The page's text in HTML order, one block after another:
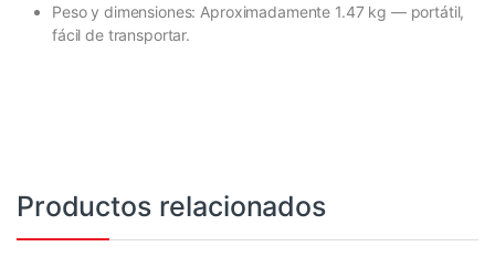
Peso y dimensiones: Aproximadamente 1.47 kg — portátil,
fácil de transportar.
Productos relacionados